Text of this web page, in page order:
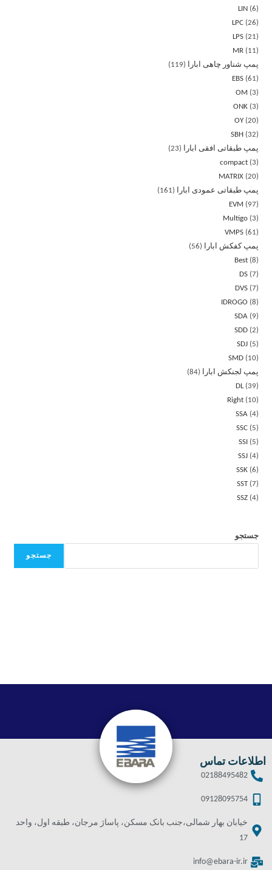
LIN
6
LPC 26
LPS 21
MR
11
پمپ شناور چاهی ابارا
119
EBS 61
OM
3
ONK 3
OY 20
SBH
32
پمپ طبقاتی افقی ابارا
23
compact 3
MATRIX 20
پمپ طبقاتی عمودی ابارا
161
EVM
97
Multigo 3
VMPS 61
پمپ کفکش ابارا
56
Best 8
DS 7
DVS 7
IDROGO
8
SDA
9
SDD 2
SDJ
5
SMD
10
پمپ لجنکش ابارا
84
DL 39
Right
10
SSA 4
SSC
5
SSI
5
SSJ 4
SSK 6
SST 7
SSZ 4
جستجو
جستجو
اطلاعات تماس
02188495482
09128095754
خیابان بهار شمالی،جنب بانک مسکن، پاساژ مرجان، طبقه اول، واحد
17
info@ebara-ir.ir